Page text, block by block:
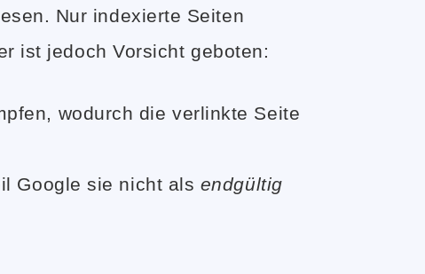
Nur indexierte Seiten
ist jedoch Vorsicht geboten:
wodurch die verlinkte Seite
Google sie nicht als endgültig